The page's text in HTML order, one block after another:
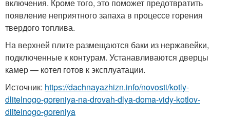
включения. Кроме того, это поможет предотвратить
появление неприятного запаха в процессе горения
твердого топлива.
На верхней плите размещаются баки из нержавейки,
подключенные к контурам. Устанавливаются дверцы
камер — котел готов к эксплуатации.
Источник: https://dachnayazhizn.info/novosti/kotly-
dlitelnogo-goreniya-na-drovah-dlya-doma-vidy-kotlov-
dlitelnogo-goreniya